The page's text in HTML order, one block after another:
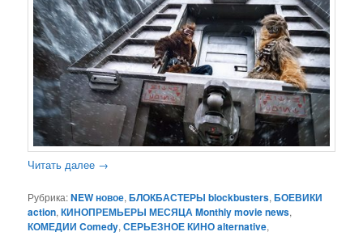
Читать далее →
Рубрика:NEW новое,БЛОКБАСТЕРЫ blockbusters,БОЕВИКИ
action,КИНОПРЕМЬЕРЫ МЕСЯЦА Monthly movie news,
КОМЕДИИ Comedy,СЕРЬЕЗНОЕ КИНО alternative,